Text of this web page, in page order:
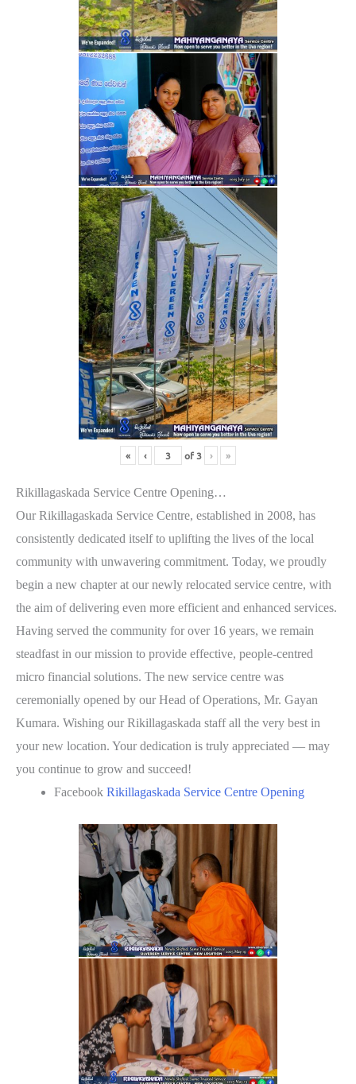
« ‹ of3 › »
Rikillagaskada Service Centre Opening…
Our Rikillagaskada Service Centre, established in 2008, has
consistently dedicated itself to uplifting the lives of the local
community with unwavering commitment. Today, we proudly
begin a new chapter at our newly relocated service centre, with
the aim of delivering even more efficient and enhanced services.
Having served the community for over 16 years, we remain
steadfast in our mission to provide effective, people-centred
micro financial solutions. The new service centre was
ceremonially opened by our Head of Operations, Mr. Gayan
Kumara. Wishing our Rikillagaskada staff all the very best in
your new location. Your dedication is truly appreciated — may
you continue to grow and succeed!
Facebook Rikillagaskada Service Centre Opening